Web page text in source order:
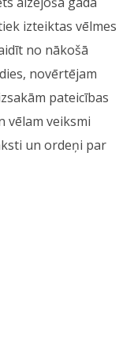
izteiktas vēlmes
no nākošā
novērtējam
pateicības
vēlam veiksmi
un ordeņi par